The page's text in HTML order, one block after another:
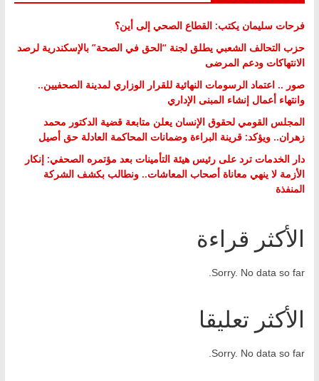
فرحات سليمان يكتب: القطاع الصحي إلى أين؟
حزب التحالف الشعبي يطلق لجنة “الحق في الصحة” بالإسكندرية لرصد
الانتهاكات ودعم المرضى
صور .. اعتماد الرسومات النهائية للقرار الوزاري لمدينة الصحفيين..
وانتهاء أعمال إنشاء المبنى الإداري
المجلس القومي لحقوق الإنسان يعلن متابعة قضية الدكتور محمد
زهران.. ويؤكد: قرينة البراءة وضمانات المحاكمة العادلة حق أصيل
دار الخدمات ترد على رئيس هيئة التأمينات بعد مؤتمره الصحفي: إنكار
الأزمة لا ينهي معاناة أصحاب المعاشات.. ونطالب بكشف الشركة
المنفذة
الأكثر قراءة
Sorry. No data so far.
الأكثر تعليقا
Sorry. No data so far.